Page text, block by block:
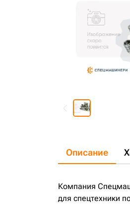
Описание
Компания
для спецтехники